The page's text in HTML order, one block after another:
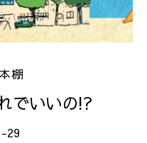
棚
でいいの!?
29